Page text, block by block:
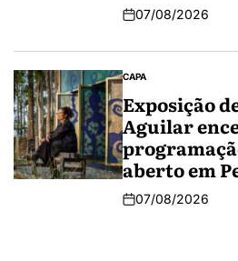
07/08/2026
CAPA
Exposição
Aguilar
aberto em
07/08/2026